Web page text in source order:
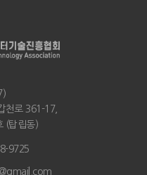
천로 361-17,
(탑립동)
9725